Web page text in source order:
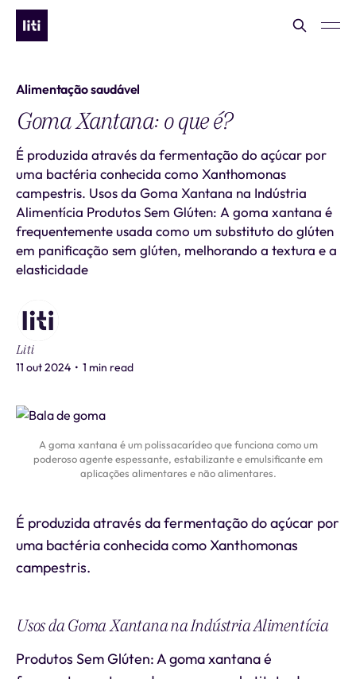
Alimentação saudável
Goma Xantana: o que é?
É produzida através da fermentação do açúcar por
uma bactéria conhecida como Xanthomonas
campestris. Usos da Goma Xantana na Indústria
Alimentícia Produtos Sem Glúten: A goma xantana é
frequentemente usada como um substituto do glúten
em panificação sem glúten, melhorando a textura e a
elasticidade
Liti
11 out 2024 • 1 min read
A goma xantana é um polissacarídeo que funciona como um
poderoso agente espessante, estabilizante e emulsificante em
aplicações alimentares e não alimentares.
É produzida através da fermentação do açúcar por
uma bactéria conhecida como Xanthomonas
campestris.
Usos da Goma Xantana na Indústria Alimentícia
Produtos Sem Glúten: A goma xantana é